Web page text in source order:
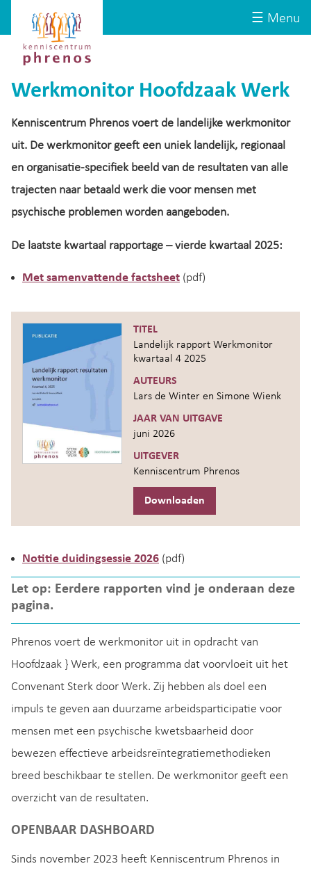
☰ Menu
Kenniscentrum
Phrenos
website
Werkmonitor Hoofdzaak Werk
Kenniscentrum Phrenos voert de landelijke werkmonitor
uit. De werkmonitor geeft een uniek landelijk, regionaal
en organisatie-specifiek beeld van de resultaten van alle
trajecten naar betaald werk die voor mensen met
psychische problemen worden aangeboden.
De laatste kwartaal rapportage – vierde kwartaal 2025:
Met samenvattende factsheet (pdf)
TITEL
Landelijk rapport Werkmonitor
kwartaal 4 2025
AUTEURS
Lars de Winter en Simone Wienk
JAAR VAN UITGAVE
juni 2026
UITGEVER
Kenniscentrum Phrenos
Downloaden
Notitie duidingsessie 2026 (pdf)
Let op: Eerdere rapporten vind je onderaan deze
pagina.
Phrenos voert de werkmonitor uit in opdracht van
Hoofdzaak } Werk, een programma dat voorvloeit uit het
Convenant Sterk door Werk. Zij hebben als doel een
impuls te geven aan duurzame arbeidsparticipatie voor
mensen met een psychische kwetsbaarheid door
bewezen effectieve arbeidsreïntegratiemethodieken
breed beschikbaar te stellen. De werkmonitor geeft een
overzicht van de resultaten.
OPENBAAR DASHBOARD
Sinds november 2023 heeft Kenniscentrum Phrenos in